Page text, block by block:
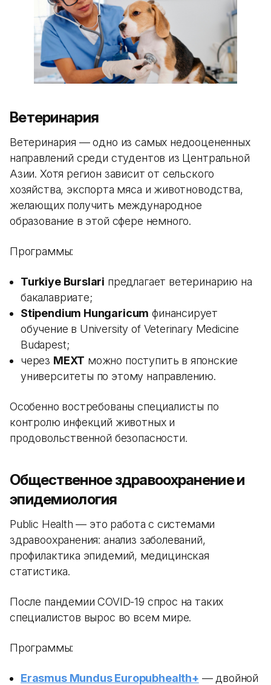
Ветеринария
Ветеринария — одно из самых недооцененных
направлений среди студентов из Центральной
Азии. Хотя регион зависит от сельского
хозяйства, экспорта мяса и животноводства,
желающих получить международное
образование в этой сфере немного.
Программы:
Turkiye Burslari предлагает ветеринарию на
бакалавриате;
Stipendium Hungaricum финансирует
обучение в University of Veterinary Medicine
Budapest;
через MEXT можно поступить в японские
университеты по этому направлению.
Особенно востребованы специалисты по
контролю инфекций животных и
продовольственной безопасности.
Общественное здравоохранение и
эпидемиология
Public Health — это работа с системами
здравоохранения: анализ заболеваний,
профилактика эпидемий, медицинская
статистика.
После пандемии COVID-19 спрос на таких
специалистов вырос во всем мире.
Программы:
Erasmus Mundus Europubhealth+ — двойной